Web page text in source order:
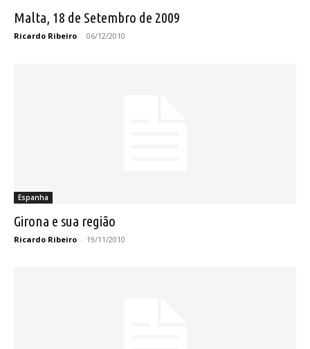
Malta, 18 de Setembro de 2009
Ricardo Ribeiro - 06/12/2010
Espanha
Girona e sua região
Ricardo Ribeiro - 19/11/2010